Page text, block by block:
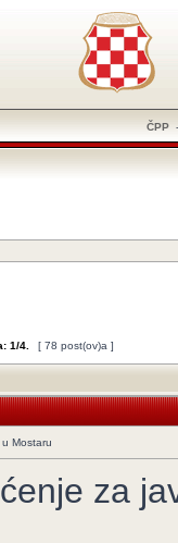
ČPP
1/4 [ 78 post(ov)a ]
u Mostaru
za